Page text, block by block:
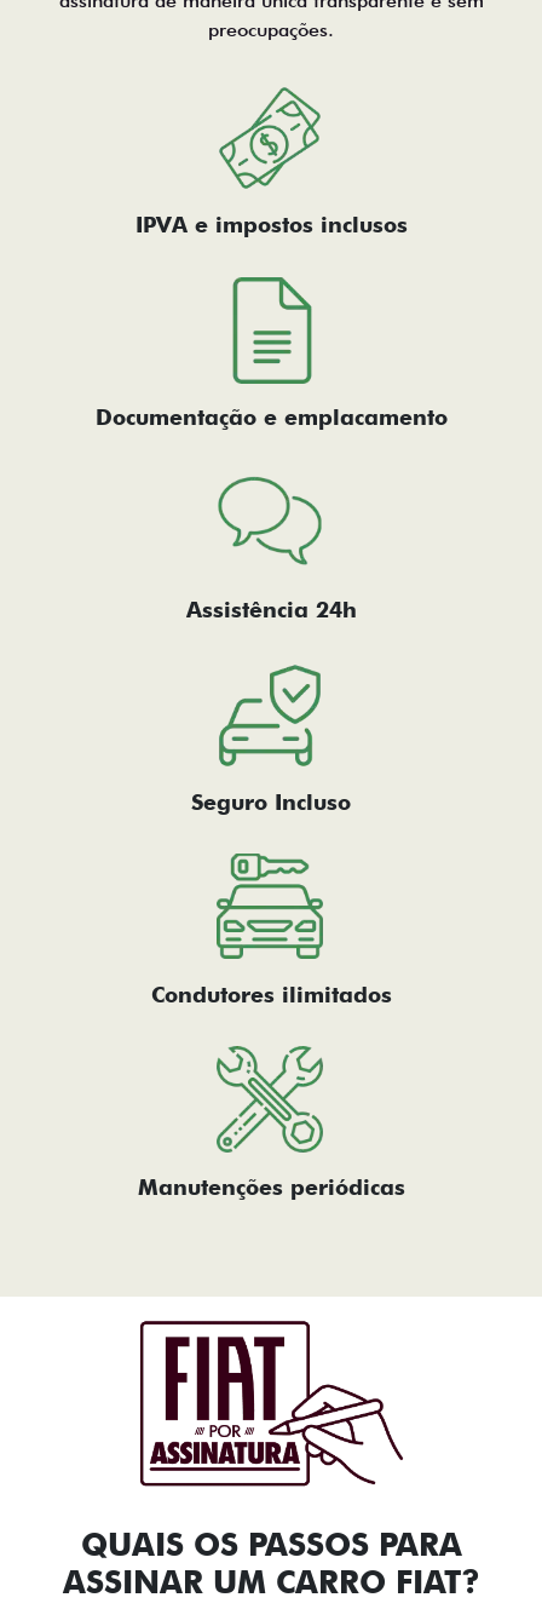
preocupações.
IPVA e impostos inclusos
Documentação e emplacamento
Assistência 24h
Seguro Incluso
Condutores ilimitados
Manutenções periódicas
QUAIS OS PASSOS PARA
ASSINAR UM CARRO FIAT?​